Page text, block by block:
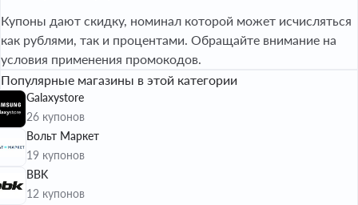
Купоны дают скидку, номинал которой может исчисляться
как рублями, так и процентами. Обращайте внимание на
условия применения промокодов.
Популярные магазины в этой категории
Galaxystore
26 купонов
Вольт Маркет
19 купонов
BBK
12 купонов